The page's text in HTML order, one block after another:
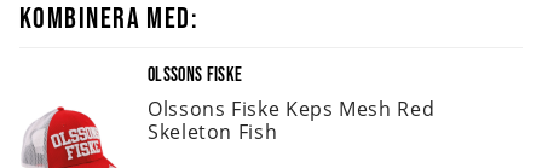
KOMBINERA MED:
OLSSONS FISKE
Olssons Fiske Keps Mesh Red
Skeleton Fish